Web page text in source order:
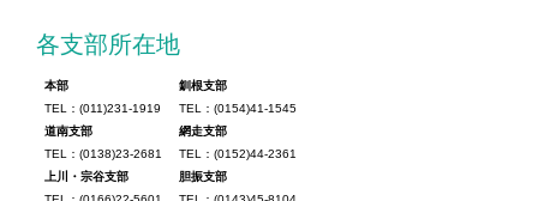
各支部所在地
本部
TEL：(011)231-1919
道南支部
TEL：(0138)23-2681
上川・宗谷支部
釧根支部
TEL：(0154)41-1545
網走支部
TEL：(0152)44-2361
胆振支部